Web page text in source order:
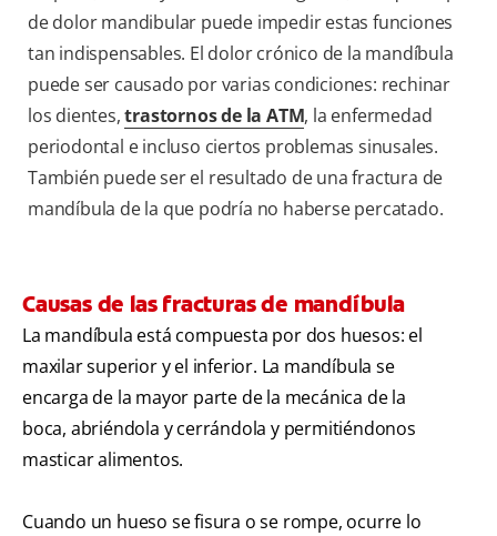
de dolor mandibular puede impedir estas funciones
tan indispensables. El dolor crónico de la mandíbula
puede ser causado por varias condiciones: rechinar
los dientes,trastornos de la ATM, la enfermedad
periodontal e incluso ciertos problemas sinusales.
También puede ser el resultado de una fractura de
mandíbula de la que podría no haberse percatado.
Causas de las fracturas de mandíbula
La mandíbula está compuesta por dos huesos: el
maxilar superior y el inferior. La mandíbula se
encarga de la mayor parte de la mecánica de la
boca, abriéndola y cerrándola y permitiéndonos
masticar alimentos.
Cuando un hueso se fisura o se rompe, ocurre lo